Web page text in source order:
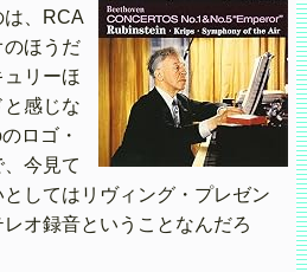
は、RCA
ほうだ
リーほ
感じな
ロゴ・
今見て
してはリヴィング・プレゼン
オ録音ということなんだろ